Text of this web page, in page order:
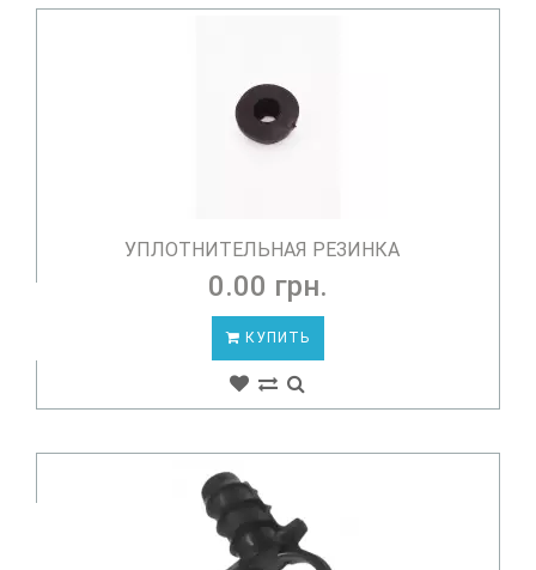
УПЛОТНИТЕЛЬНАЯ РЕЗИНКА
0.00 грн.
КУПИТЬ